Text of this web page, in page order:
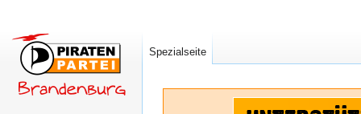
Spezialseite